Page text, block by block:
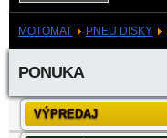
MOTOMAT PNEU DISKY
PONUKA
VÝPREDAJ